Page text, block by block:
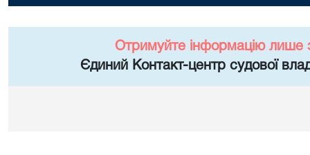
Отримуйте інформацію лише
Єдиний Контакт-центр судової